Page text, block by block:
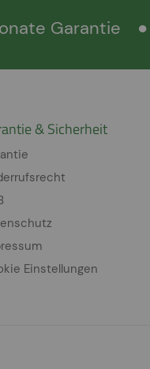
Garantie ●
& Sicherheit
Einstellungen